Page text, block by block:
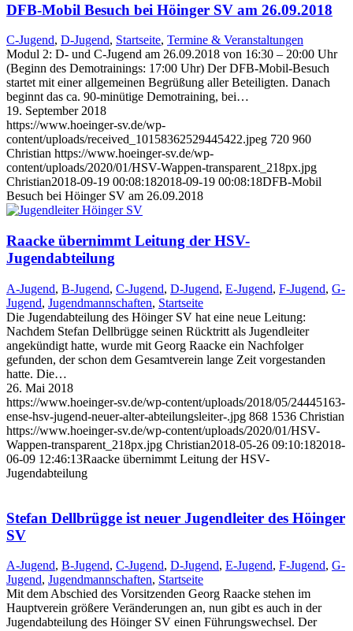
DFB-Mobil Besuch bei Höinger SV am 26.09.2018
C-Jugend, D-Jugend, Startseite, Termine & Veranstaltungen
Modul 2: D- und C-Jugend am 26.09.2018 von 16:30 – 20:00 Uhr
(Beginn des Demotrainings: 17:00 Uhr) Der DFB-Mobil-Besuch
startet mit einer allgemeinen Begrüßung aller Beteiligten. Danach
beginnt das ca. 90-minütige Demotraining, bei…
19. September 2018
https://www.hoeinger-sv.de/wp-
content/uploads/received_10158362529445422.jpeg 720 960
Christian https://www.hoeinger-sv.de/wp-
content/uploads/2020/01/HSV-Wappen-transparent_218px.jpg
Christian2018-09-19 00:08:182018-09-19 00:08:18DFB-Mobil
Besuch bei Höinger SV am 26.09.2018
Raacke übernimmt Leitung der HSV-
Jugendabteilung
A-Jugend, B-Jugend, C-Jugend, D-Jugend, E-Jugend, F-Jugend, G-
Jugend, Jugendmannschaften, Startseite
Die Jugendabteilung des Höinger SV hat eine neue Leitung:
Nachdem Stefan Dellbrügge seinen Rücktritt als Jugendleiter
angekündigt hatte, wurde mit Georg Raacke ein Nachfolger
gefunden, der schon dem Gesamtverein lange Zeit vorgestanden
hatte. Die…
26. Mai 2018
https://www.hoeinger-sv.de/wp-content/uploads/2018/05/24445163-
ense-hsv-jugend-neuer-alter-abteilungsleiter-.jpg 868 1536 Christian
https://www.hoeinger-sv.de/wp-content/uploads/2020/01/HSV-
Wappen-transparent_218px.jpg Christian2018-05-26 09:10:182018-
06-09 12:46:13Raacke übernimmt Leitung der HSV-
Jugendabteilung
Stefan Dellbrügge ist neuer Jugendleiter des Höinger
SV
A-Jugend, B-Jugend, C-Jugend, D-Jugend, E-Jugend, F-Jugend, G-
Jugend, Jugendmannschaften, Startseite
Mit dem Abschied des Vorsitzenden Georg Raacke stehen im
Hauptverein größere Veränderungen an, nun gibt es auch in der
Jugendabteilung des Höinger SV einen Führungswechsel. Der